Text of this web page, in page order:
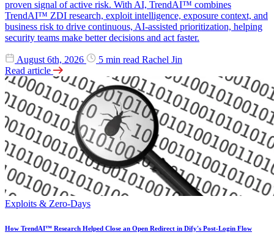
proven signal of active risk. With AI, TrendAI™ combines
TrendAI™ ZDI research, exploit intelligence, exposure context, and
business risk to drive continuous, AI-assisted prioritization, helping
security teams make better decisions and act faster.
August 6th, 2026 5 min read Rachel Jin
Read article
Exploits & Zero-Days
How TrendAI™ Research Helped Close an Open Redirect in Dify's Post-Login Flow